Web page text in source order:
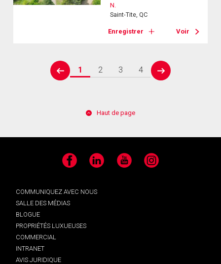
N.
Saint-Tite, QC
Enregistrer Voir
prev
1 2 3 4
next
Haut de page
Facebook LinkedIn YouTube Instagram
COMMUNIQUEZ AVEC NOUS
SALLE DES MÉDIAS
BLOGUE
PROPRIÉTÉS LUXUEUSES
COMMERCIAL
INTRANET
AVIS JURIDIQUE